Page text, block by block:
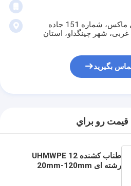
ساختمان 13، پارک تکنولوژی ماکس، شماره 151 جاده
شهر چینگداو، استان
بگیرید
قيمت رو براي
طناب کشنده UHMWPE 12
رشته ای 20mm-120mm